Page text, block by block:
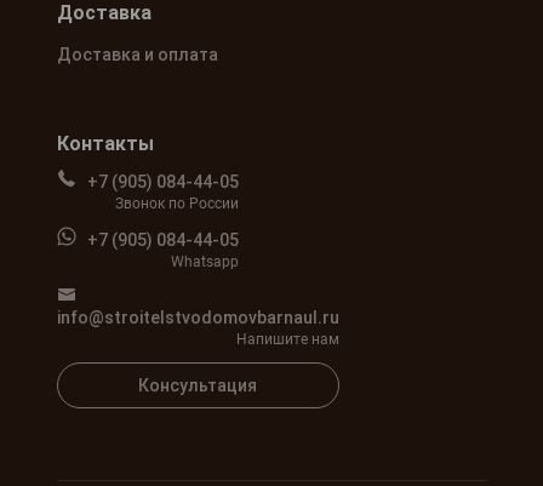
Контакты
+7 (905) 084-44-05
Звонок по России
+7 (905) 084-44-05
Whatsapp
info@stroitelstvodomovbarnaul.ru
Напишите нам
Консультация
Доставка
Доставка и оплата